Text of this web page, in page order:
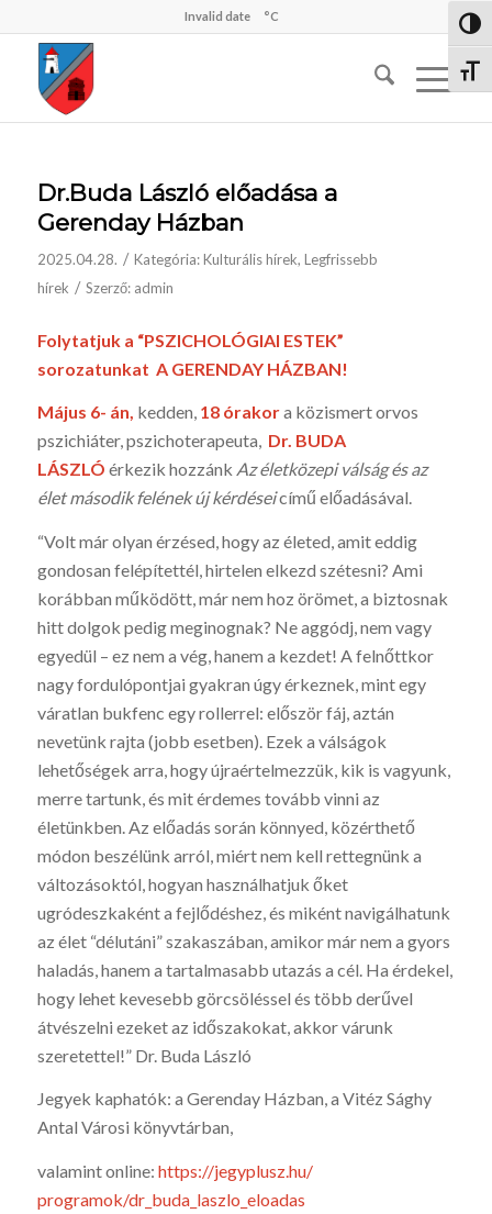
Invalid date °C
Dr.Buda László előadása a
Gerenday Házban
2025.04.28. / Kategória:Kulturális hírek, Legfrissebb
hírek / Szerző: admin
Folytatjuk a “PSZICHOLÓGIAI ESTEK”
sorozatunkat A GERENDAY HÁZBAN!
Május 6- án, kedden,18 órakora közismert orvos
pszichiáter, pszichoterapeuta, Dr. BUDA
LÁSZLÓ érkezik hozzánk Az életközepi válság és az
élet második felének új kérdéseicímű előadásával.
“Volt már olyan érzésed, hogy az életed, amit eddig
gondosan felépítettél, hirtelen elkezd szétesni? Ami
korábban működött, már nem hoz örömet, a biztosnak
hitt dolgok pedig meginognak? Ne aggódj, nem vagy
egyedül – ez nem a vég, hanem a kezdet! A felnőttkor
nagy fordulópontjai gyakran úgy érkeznek, mint egy
váratlan bukfenc egy rollerrel: először fáj, aztán
nevetünk rajta (jobb esetben). Ezek a válságok
lehetőségek arra, hogy újraértelmezzük, kik is vagyunk,
merre tartunk, és mit érdemes tovább vinni az
életünkben. Az előadás során könnyed, közérthető
módon beszélünk arról, miért nem kell rettegnünk a
változásoktól, hogyan használhatjuk őket
ugródeszkaként a fejlődéshez, és miként navigálhatunk
az élet “délutáni” szakaszában, amikor már nem a gyors
haladás, hanem a tartalmasabb utazás a cél. Ha érdekel,
hogy lehet kevesebb görcsöléssel és több derűvel
átvészelni ezeket az időszakokat, akkor várunk
szeretettel!” Dr. Buda László
Jegyek kaphatók: a Gerenday Házban, a Vitéz Sághy
Antal Városi könyvtárban,
valamint online: https://jegyplusz.hu/
programok/dr_buda_laszlo_ eloadas